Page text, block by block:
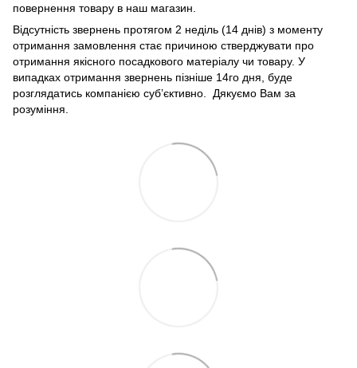
повернення товару в наш магазин.
Відсутність звернень протягом 2 неділь (14 днів) з моменту
отримання замовлення стає причиною стверджувати про
отримання якісного посадкового матеріалу чи товару. У
випадках отримання звернень пізніше 14го дня, буде
розглядатись компанією суб’єктивно. Дякуємо Вам за
розуміння.